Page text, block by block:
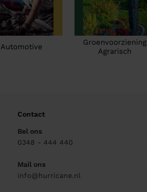
Automotive
Groenvoorziening
Agrarisch
Contact
Bel ons
0348 - 444 440
Mail ons
info@hurricane.nl